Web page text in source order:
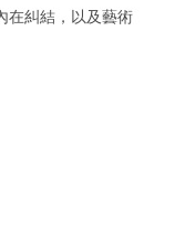
在糾結，以及藝術